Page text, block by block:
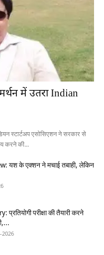
में उतरा Indian
स्टार्टअप एसोसिएशन ने सरकार से
करने की...
यश के एक्शन ने मचाई तबाही, लेकिन
परीक्षा की तैयारी करने
2026